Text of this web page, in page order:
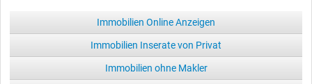
Immobilien Online Anzeigen
Immobilien Inserate von Privat
Immobilien ohne Makler